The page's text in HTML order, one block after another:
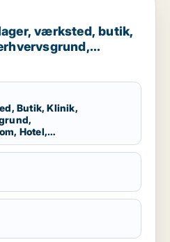
butik, klinik, restaurant,
værksted, butik,
hotel,
garage til salg i
Butik, Klinik,
Hotel,